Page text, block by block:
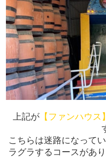
上記が 【ファンハウス】
こちらは迷路になって
ラグラするコースがあ